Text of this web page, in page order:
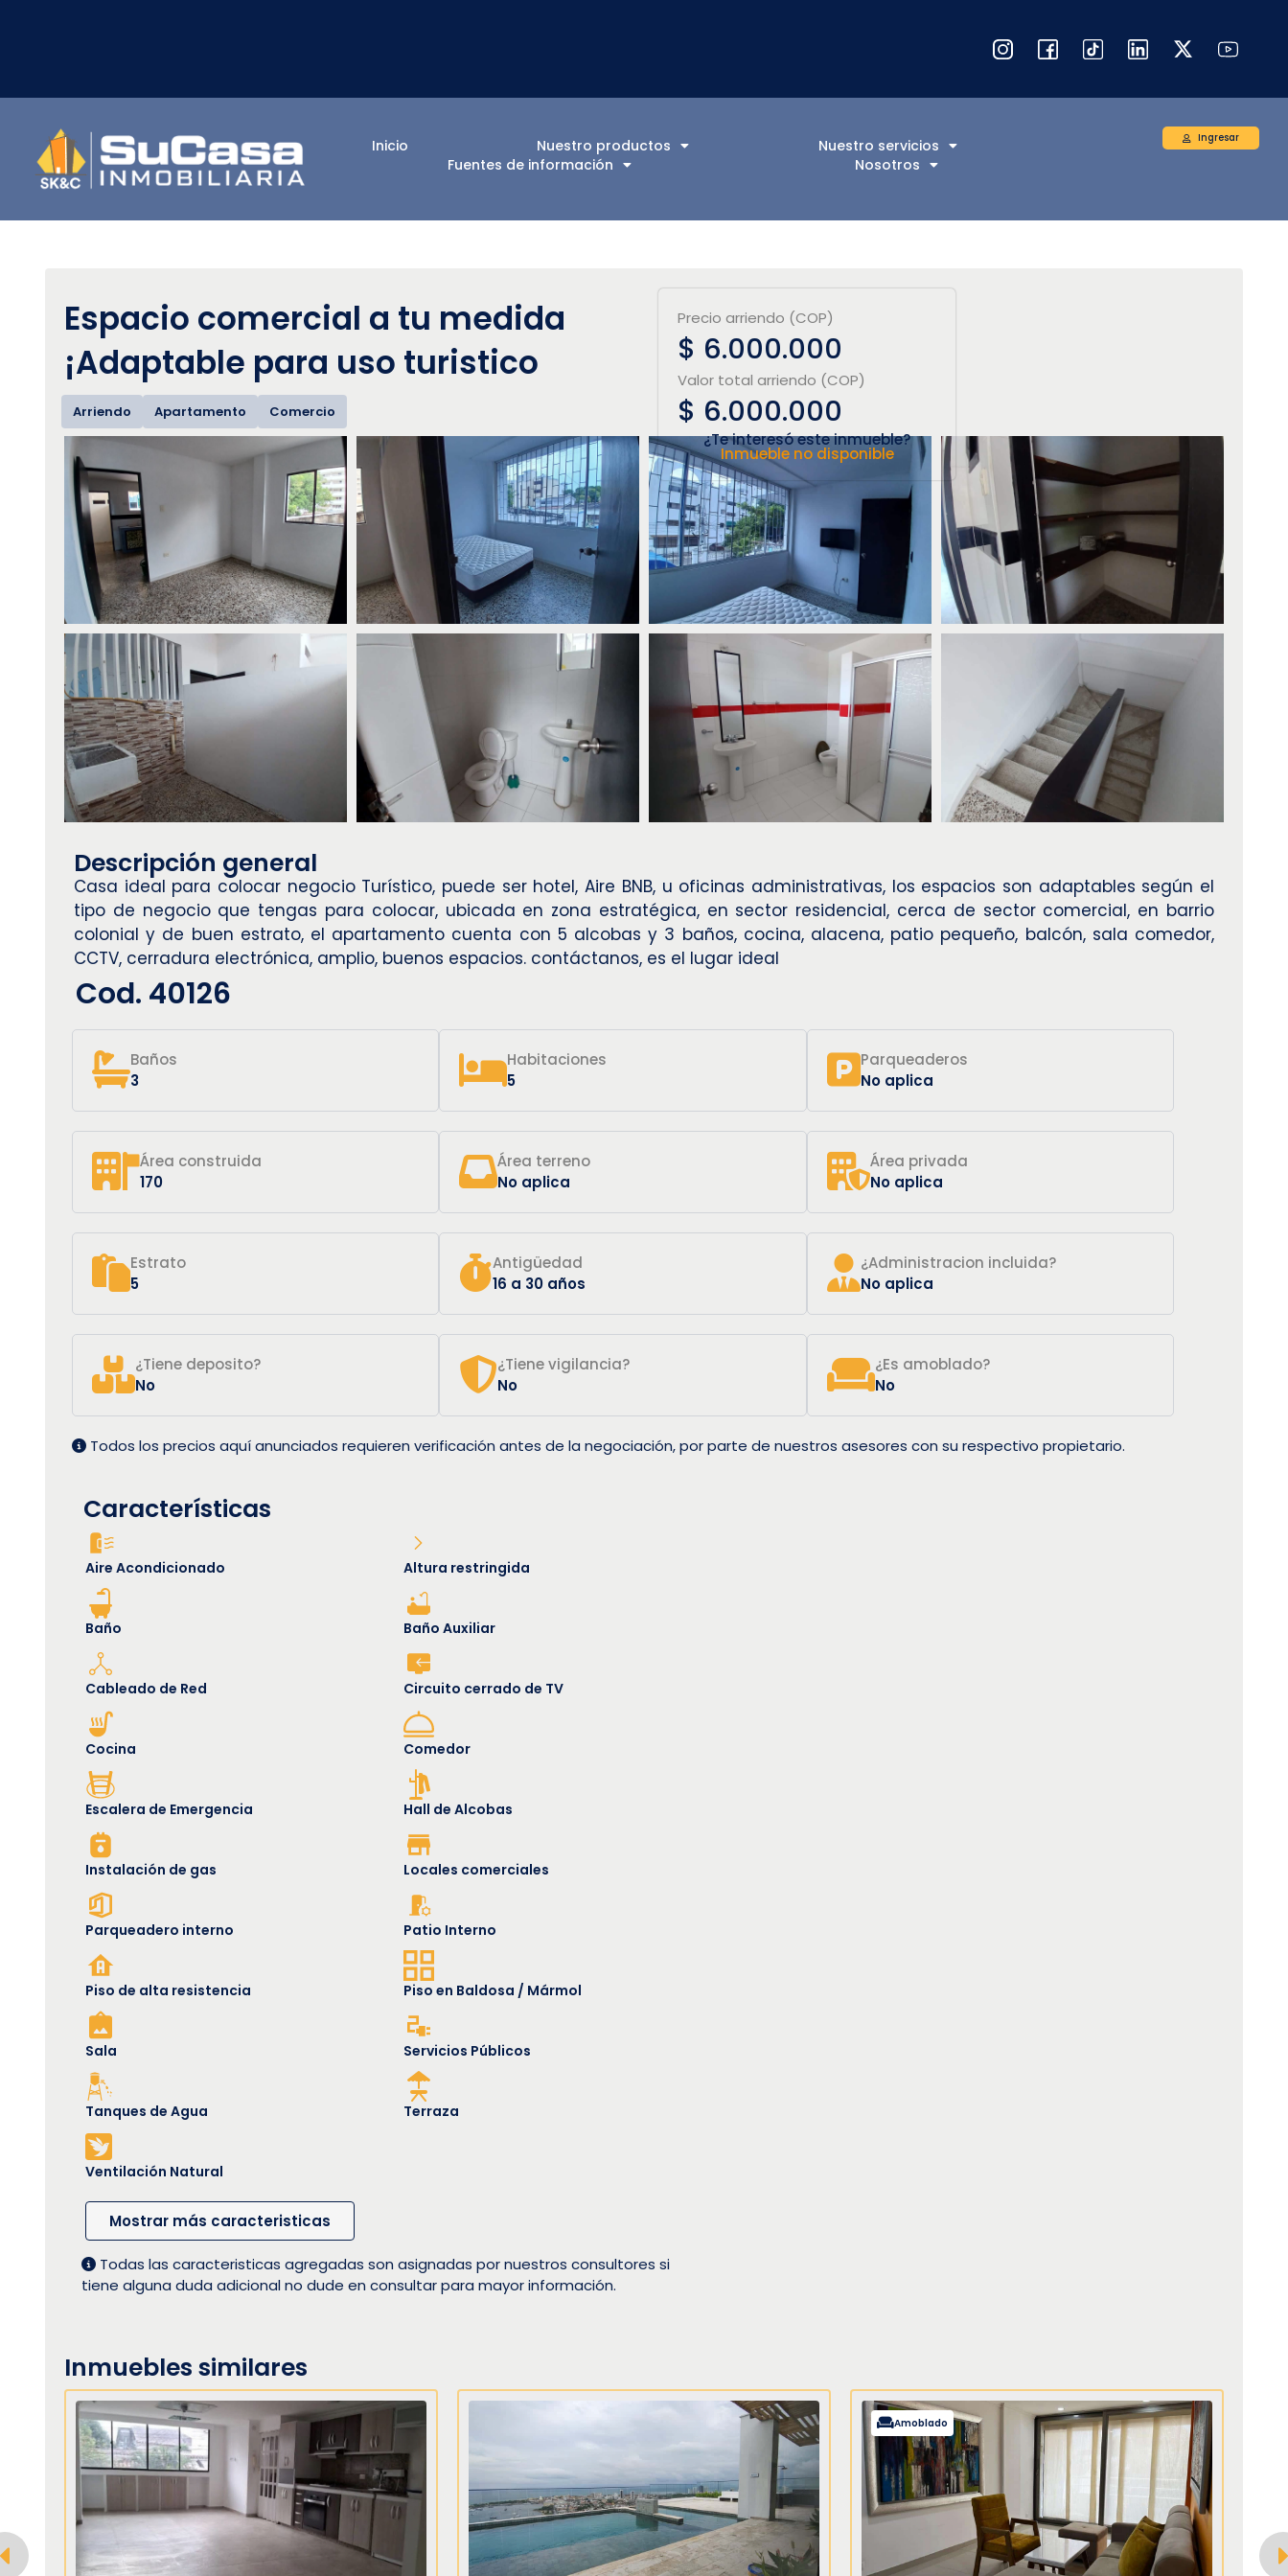
Inicio Nuestro productos
Nuestro servicios
Fuentes de información
Nosotros
Ingresar
Espacio comercial a tu medida
¡Adaptable para uso turistico
Arriendo Apartamento Comercio
Precio arriendo (COP)
$ 6.000.000
Valor total arriendo (COP)
$ 6.000.000
¿Te interesó este inmueble?
Inmueble no disponible
Descripción general
Casa ideal para colocar negocio Turístico, puede ser hotel, Aire BNB, u oficinas administrativas, los espacios son adaptables según el
tipo de negocio que tengas para colocar, ubicada en zona estratégica, en sector residencial, cerca de sector comercial, en barrio
colonial y de buen estrato, el apartamento cuenta con 5 alcobas y 3 baños, cocina, alacena, patio pequeño, balcón, sala comedor,
CCTV, cerradura electrónica, amplio, buenos espacios. contáctanos, es el lugar ideal
Cod. 40126
Baños
3
Habitaciones
5
Parqueaderos
No aplica
Área construida
170
Área terreno
No aplica
Área privada
No aplica
Estrato
5
Antigüedad
16 a 30 años
¿Administracion incluida?
No aplica
¿Tiene deposito?
No
¿Tiene vigilancia?
No
¿Es amoblado?
No
Todos los precios aquí anunciados requieren verificación antes de la negociación, por parte de nuestros asesores con su respectivo propietario.
Características
Aire Acondicionado Altura restringida
Baño Baño Auxiliar
Cableado de Red Circuito cerrado de TV
Cocina Comedor
Escalera de Emergencia Hall de Alcobas
Instalación de gas Locales comerciales
Parqueadero interno Patio Interno
Piso de alta resistencia Piso en Baldosa / Mármol
Sala Servicios Públicos
Tanques de Agua Terraza
Ventilación Natural
Mostrar más caracteristicas
Todas las caracteristicas agregadas son asignadas por nuestros consultores si
tiene alguna duda adicional no dude en consultar para mayor información.
Inmuebles similares
Amoblado